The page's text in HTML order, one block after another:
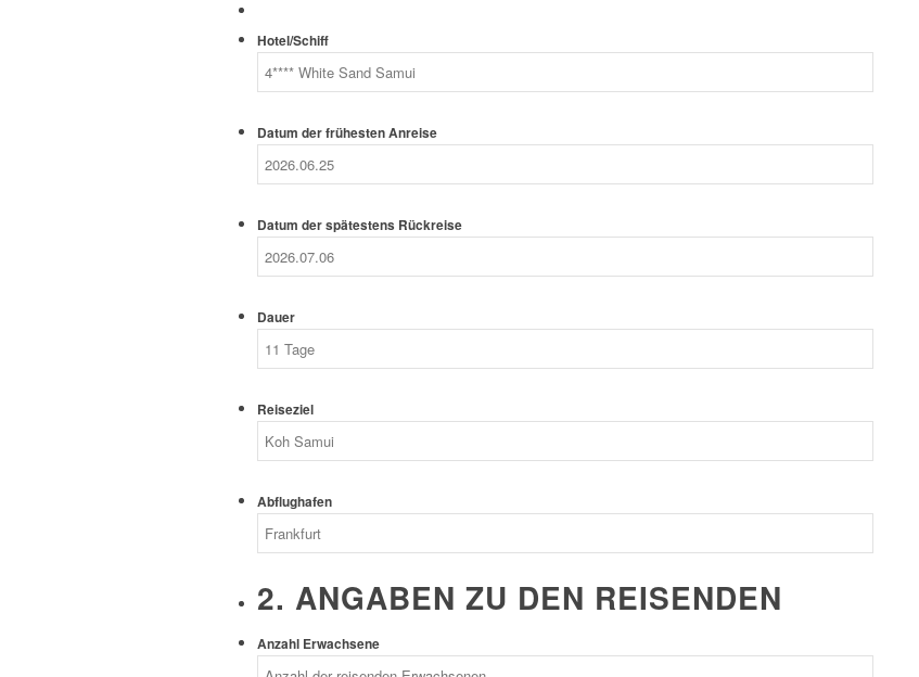
Hotel/Schiff
Datum der frühesten Anreise
Datum der spätestens Rückreise
Dauer
Reiseziel
Abflughafen
2. ANGABEN ZU DEN REISENDEN
Anzahl Erwachsene